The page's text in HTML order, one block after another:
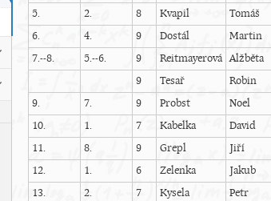
5.
2. 8 Kvapil Tomáš
6.
4. 9 Dostál Martin
7.--8.
5.--6. 9 Reitmayerová Alžběta
9
Tesař Robin
9.
7. 9 Probst Noel
10.
1. 7 Kabelka David
11.
8. 9 Grepl Jiří
12.
1. 6 Zelenka Jakub
13.
2. 7 Kysela Petr